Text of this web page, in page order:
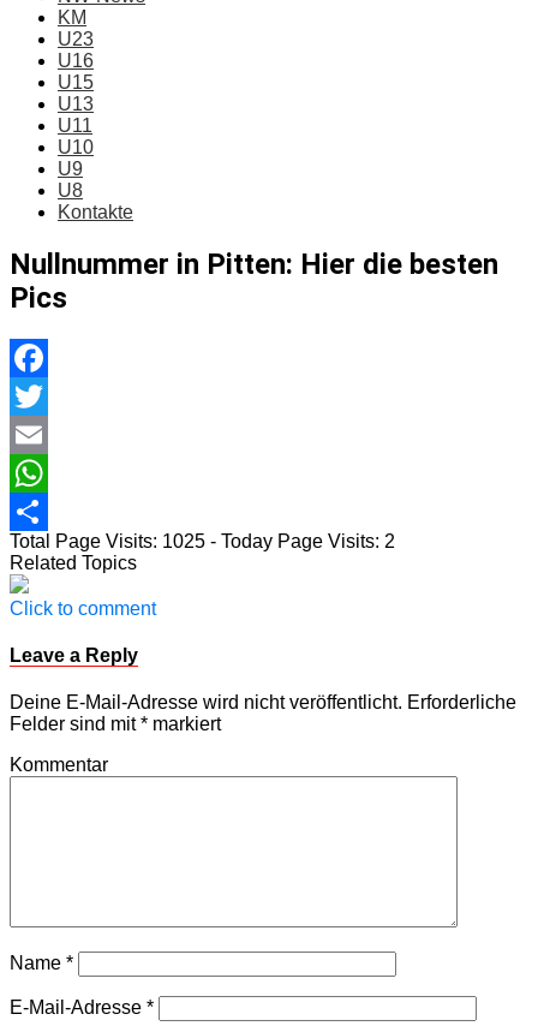
KM
U23
U16
U15
U13
U11
U10
U9
U8
Kontakte
Nullnummer in Pitten: Hier die besten
Pics
Facebook
Twitter
Email
WhatsApp
Teilen
Total Page Visits: 1025 - Today Page Visits: 2
Related Topics
Click to comment
Leave a Reply
Deine E-Mail-Adresse wird nicht veröffentlicht. Erforderliche
Felder sind mit* markiert
Kommentar
Name *
E-Mail-Adresse *